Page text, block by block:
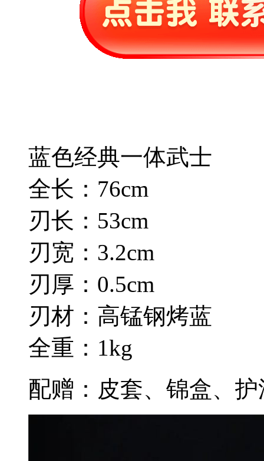
蓝色经典一体武士
全长：76cm
刃长：53cm
刃宽：3.2cm
刃厚：0.5cm
刃材：高锰钢烤蓝
全重：1kg
配赠：皮套、锦盒、护